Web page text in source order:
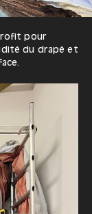
pour
du drapé et